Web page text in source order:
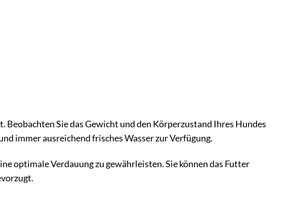
Sie das Gewicht und den Körperzustand Ihres Hundes
immer ausreichend frisches Wasser zur Verfügung.
optimale Verdauung zu gewährleisten. Sie können das Futter